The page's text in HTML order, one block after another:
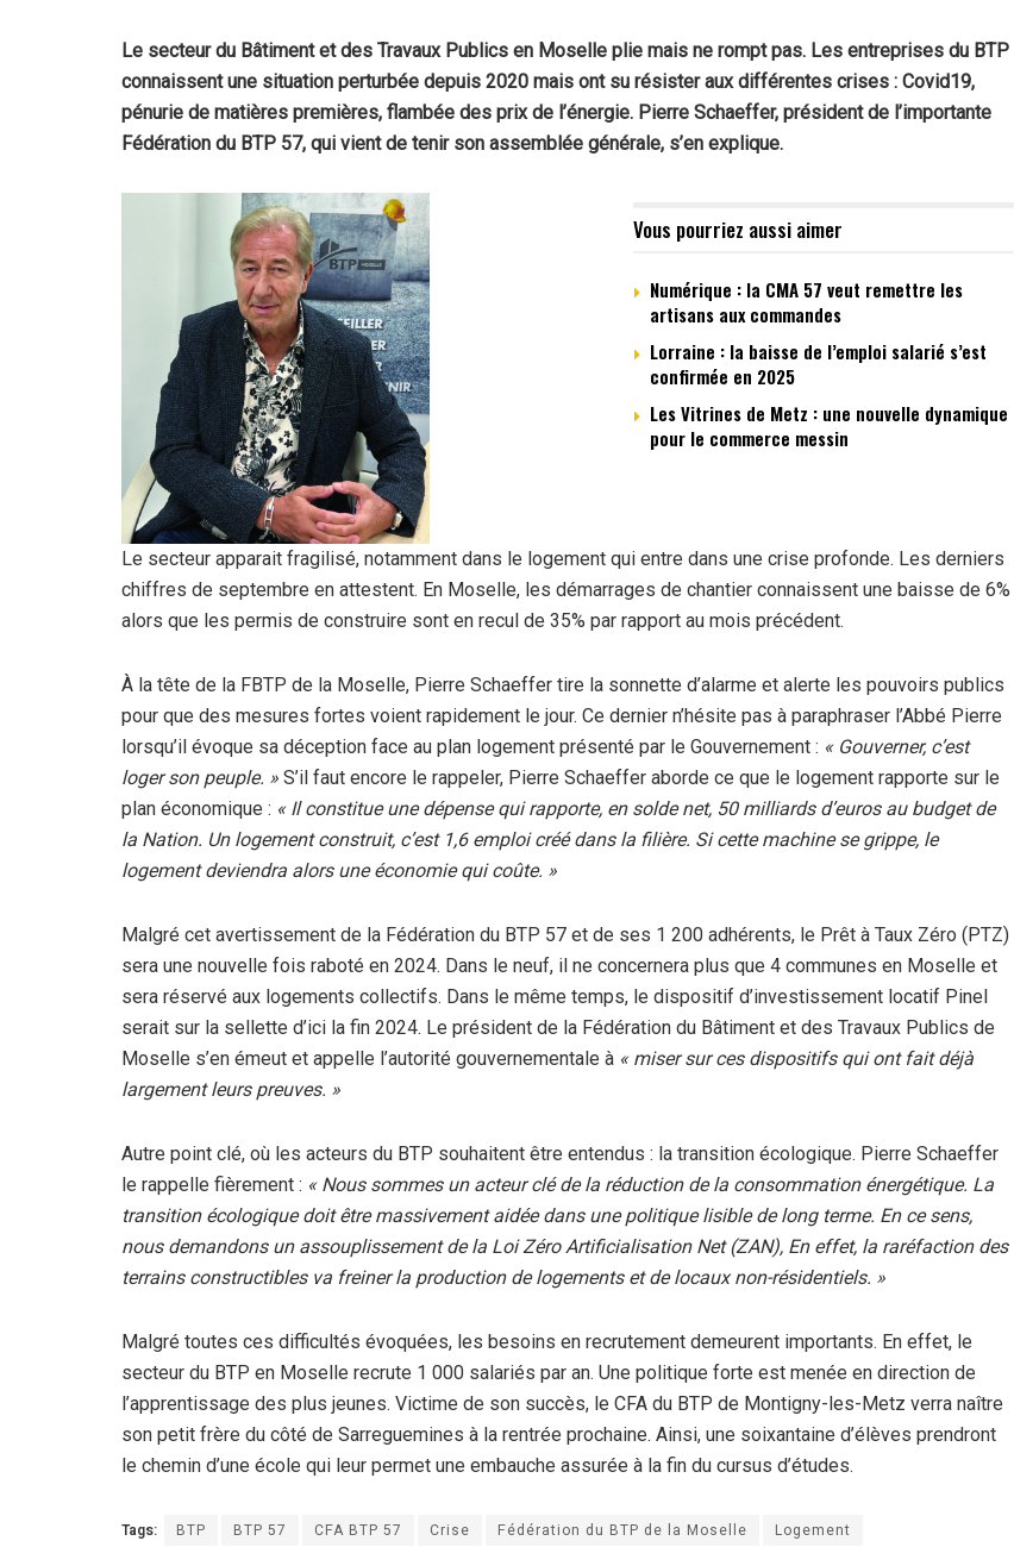
Le secteur du Bâtiment et des Travaux Publics en Moselle plie mais ne rompt pas. Les entreprises du BTP
connaissent une situation perturbée depuis 2020 mais ont su résister aux différentes crises : Covid19,
pénurie de matières premières, flambée des prix de l’énergie. Pierre Schaeffer, président de l’importante
Fédération du BTP 57, qui vient de tenir son assemblée générale, s’en explique.
Vous pourriez aussi aimer
Numérique : la CMA 57 veut remettre les
artisans aux commandes
Lorraine : la baisse de l’emploi salarié s’est
confirmée en 2025
Les Vitrines de Metz : une nouvelle dynamique
pour le commerce messin
Le secteur apparait fragilisé, notamment dans le logement qui entre dans une crise profonde. Les derniers
chiffres de septembre en attestent. En Moselle, les démarrages de chantier connaissent une baisse de 6%
alors que les permis de construire sont en recul de 35% par rapport au mois précédent.
À la tête de la FBTP de la Moselle, Pierre Schaeffer tire la sonnette d’alarme et alerte les pouvoirs publics
pour que des mesures fortes voient rapidement le jour. Ce dernier n’hésite pas à paraphraser l’Abbé Pierre
lorsqu’il évoque sa déception face au plan logement présenté par le Gouvernement : « Gouverner, c’est
loger son peuple. » S’il faut encore le rappeler, Pierre Schaeffer aborde ce que le logement rapporte sur le
plan économique : « Il constitue une dépense qui rapporte, en solde net, 50 milliards d’euros au budget de
la Nation. Un logement construit, c’est 1,6 emploi créé dans la filière. Si cette machine se grippe, le
logement deviendra alors une économie qui coûte. »
Malgré cet avertissement de la Fédération du BTP 57 et de ses 1 200 adhérents, le Prêt à Taux Zéro (PTZ)
sera une nouvelle fois raboté en 2024. Dans le neuf, il ne concernera plus que 4 communes en Moselle et
sera réservé aux logements collectifs. Dans le même temps, le dispositif d’investissement locatif Pinel
serait sur la sellette d’ici la fin 2024. Le président de la Fédération du Bâtiment et des Travaux Publics de
Moselle s’en émeut et appelle l’autorité gouvernementale à « miser sur ces dispositifs qui ont fait déjà
largement leurs preuves. »
Autre point clé, où les acteurs du BTP souhaitent être entendus : la transition écologique. Pierre Schaeffer
le rappelle fièrement : « Nous sommes un acteur clé de la réduction de la consommation énergétique. La
transition écologique doit être massivement aidée dans une politique lisible de long terme. En ce sens,
nous demandons un assouplissement de la Loi Zéro Artificialisation Net (ZAN), En effet, la raréfaction des
terrains constructibles va freiner la production de logements et de locaux non-résidentiels. »
Malgré toutes ces difficultés évoquées, les besoins en recrutement demeurent importants. En effet, le
secteur du BTP en Moselle recrute 1 000 salariés par an. Une politique forte est menée en direction de
l’apprentissage des plus jeunes. Victime de son succès, le CFA du BTP de Montigny-les-Metz verra naître
son petit frère du côté de Sarreguemines à la rentrée prochaine. Ainsi, une soixantaine d’élèves prendront
le chemin d’une école qui leur permet une embauche assurée à la fin du cursus d’études.
Tags: BTP BTP 57 CFA BTP 57 Crise Fédération du BTP de la Moselle
Logement